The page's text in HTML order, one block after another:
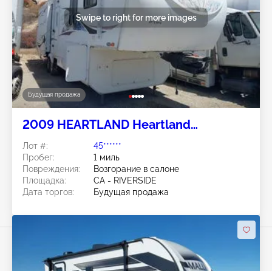
Будущая продажа
Swipe to right for more images
2009 HEARTLAND Heartland
Лот #:
45******
Пробег:
1 миль
Повреждения:
Возгорание в салоне
Площадка:
CA - RIVERSIDE
Дата торгов:
Будущая продажа